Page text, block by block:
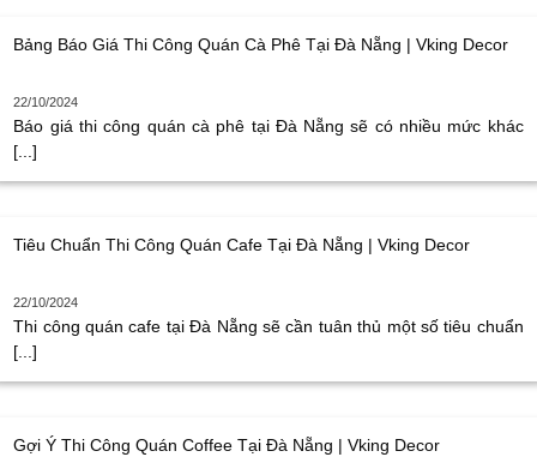
Bảng Báo Giá Thi Công Quán Cà Phê Tại Đà Nẵng | Vking Decor
22/10/2024
Báo giá thi công quán cà phê tại Đà Nẵng sẽ có nhiều mức khác
[...]
Tiêu Chuẩn Thi Công Quán Cafe Tại Đà Nẵng | Vking Decor
22/10/2024
Thi công quán cafe tại Đà Nẵng sẽ cần tuân thủ một số tiêu chuẩn
[...]
Gợi Ý Thi Công Quán Coffee Tại Đà Nẵng | Vking Decor